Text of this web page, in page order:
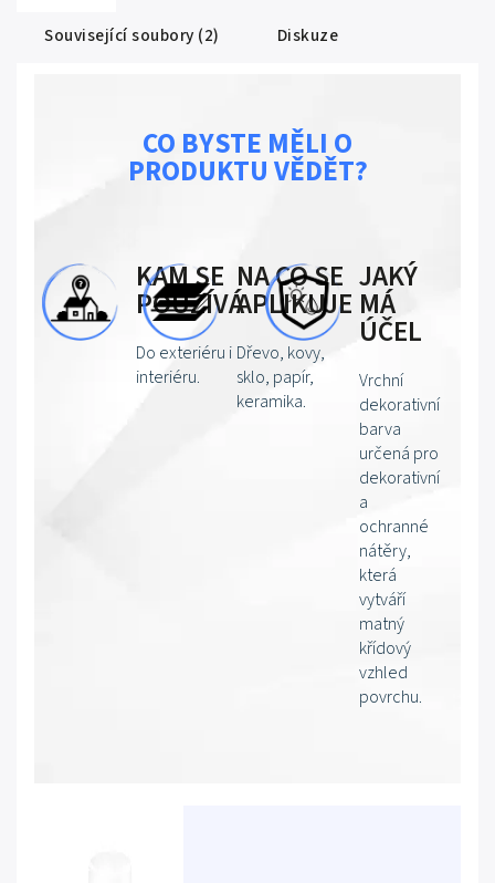
Související soubory (2)
Diskuze
CO BYSTE MĚLI O
PRODUKTU VĚDĚT?
KAM SE
POUŽÍVÁ
Do exteriéru i
interiéru.
NA CO SE
APLIKUJE
Dřevo, kovy,
sklo, papír,
keramika.
JAKÝ
MÁ
ÚČEL
Vrchní
dekorativní
barva
určená pro
dekorativní
a
ochranné
nátěry,
která
vytváří
matný
křídový
vzhled
povrchu.